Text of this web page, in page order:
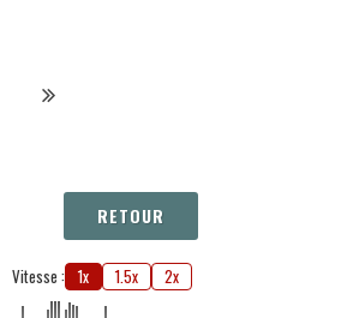
RETOUR
Vitesse : 1x 1.5x 2x